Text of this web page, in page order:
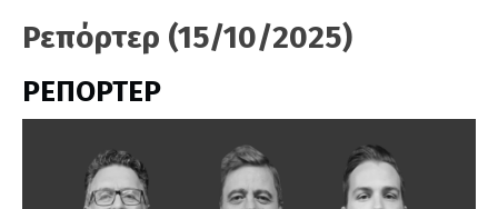
Ρεπόρτερ (15/10/2025)
ΡΕΠΟΡΤΕΡ